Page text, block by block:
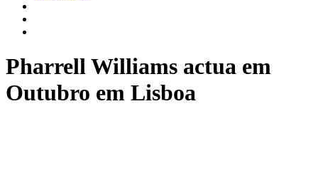
Pharrell Williams actua em
Outubro em Lisboa